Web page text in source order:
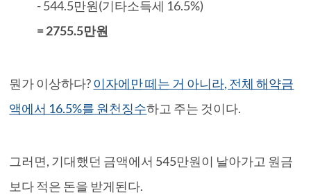
- 544.5만원(기타소득세 16.5%)
= 2755.5만원
뭔가 이상하다?이자에만 떼는 거 아니라, 전체 해약금
액에서 16.5%를 원천징수하고 주는 것이다.
그러면, 기대했던 금액에서 545만원이 날아가고 원금
보다 적은 돈을 받게된다.